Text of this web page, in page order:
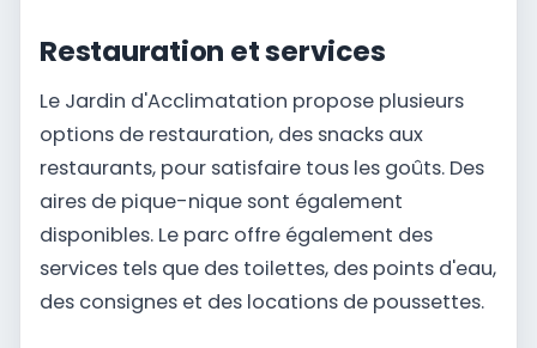
Restauration et services
Le Jardin d'Acclimatation propose plusieurs
options de restauration, des snacks aux
restaurants, pour satisfaire tous les goûts. Des
aires de pique-nique sont également
disponibles. Le parc offre également des
services tels que des toilettes, des points d'eau,
des consignes et des locations de poussettes.